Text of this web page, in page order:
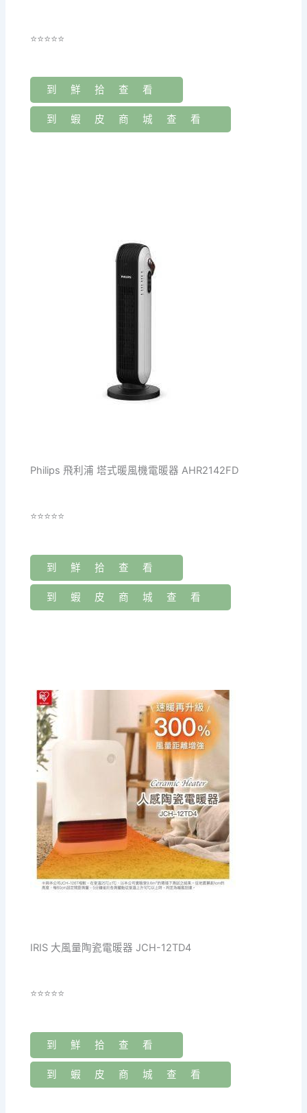
⭐⭐⭐⭐⭐
到鮮拾查看
到蝦皮商城查看
Philips 飛利浦 塔式暖風機電暖器 AHR2142FD
⭐⭐⭐⭐⭐
到鮮拾查看
到蝦皮商城查看
IRIS 大風量陶瓷電暖器 JCH-12TD4
⭐⭐⭐⭐⭐
到鮮拾查看
到蝦皮商城查看